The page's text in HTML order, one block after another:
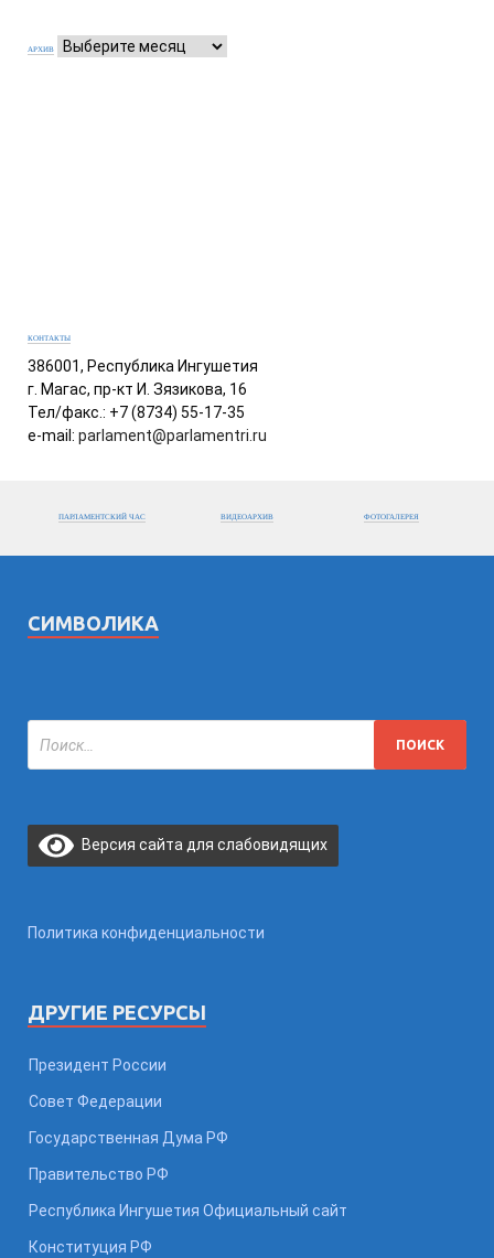
АРХИВ
КОНТАКТЫ
386001, Республика Ингушетия
г. Магас, пр-кт И. Зязикова, 16
Тел/факс.: +7 (8734) 55-17-35
e-mail: parlament@parlamentri.ru
ПАРЛАМЕНТСКИЙ ЧАС ВИДЕОАРХИВ ФОТОГАЛЕРЕЯ
СИМВОЛИКА
Версия сайта для слабовидящих
Политика конфиденциальности
ДРУГИЕ РЕСУРСЫ
Президент России
Совет Федерации
Государственная Дума РФ
Правительство РФ
Республика Ингушетия Официальный сайт
Конституция РФ